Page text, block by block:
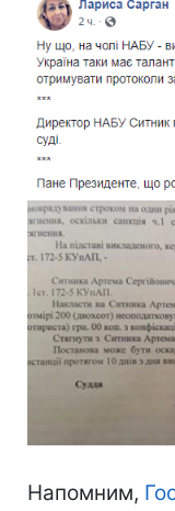
Напомним,